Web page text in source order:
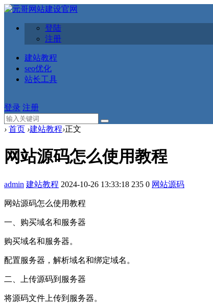
登陆
注册
建站教程
seo优化
站长工具
登录 注册
› 首页 ›建站教程›正文
网站源码怎么使用教程
admin 建站教程 2024-10-26 13:33:18 235 0 网站源码
网站源码怎么使用教程
一、购买域名和服务器
购买域名和服务器。
配置服务器，解析域名和绑定域名。
二、上传源码到服务器
将源码文件上传到服务器。